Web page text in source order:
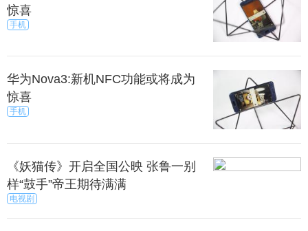
惊喜
手机
华为Nova3:新机NFC功能或将成为
惊喜
手机
《妖猫传》开启全国公映 张鲁一别
样“鼓手”帝王期待满满
电视剧